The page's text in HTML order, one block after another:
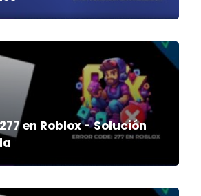
en Roblox - Solución